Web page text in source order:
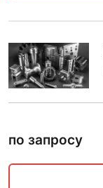
по запросу